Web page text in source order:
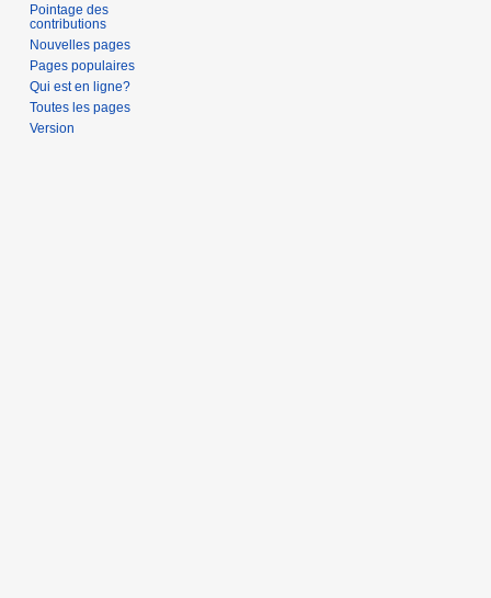
Pointage des
contributions
Nouvelles pages
Pages populaires
Qui est en ligne?
Toutes les pages
Version